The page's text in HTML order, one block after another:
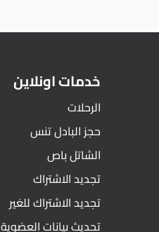
خدمات اونلاين
الرحلات
حجز البادل تنس
الشاتل باص
تجديد الاشتراك
تجديد الاشتراك للغير
تحديث بيانات العضوية